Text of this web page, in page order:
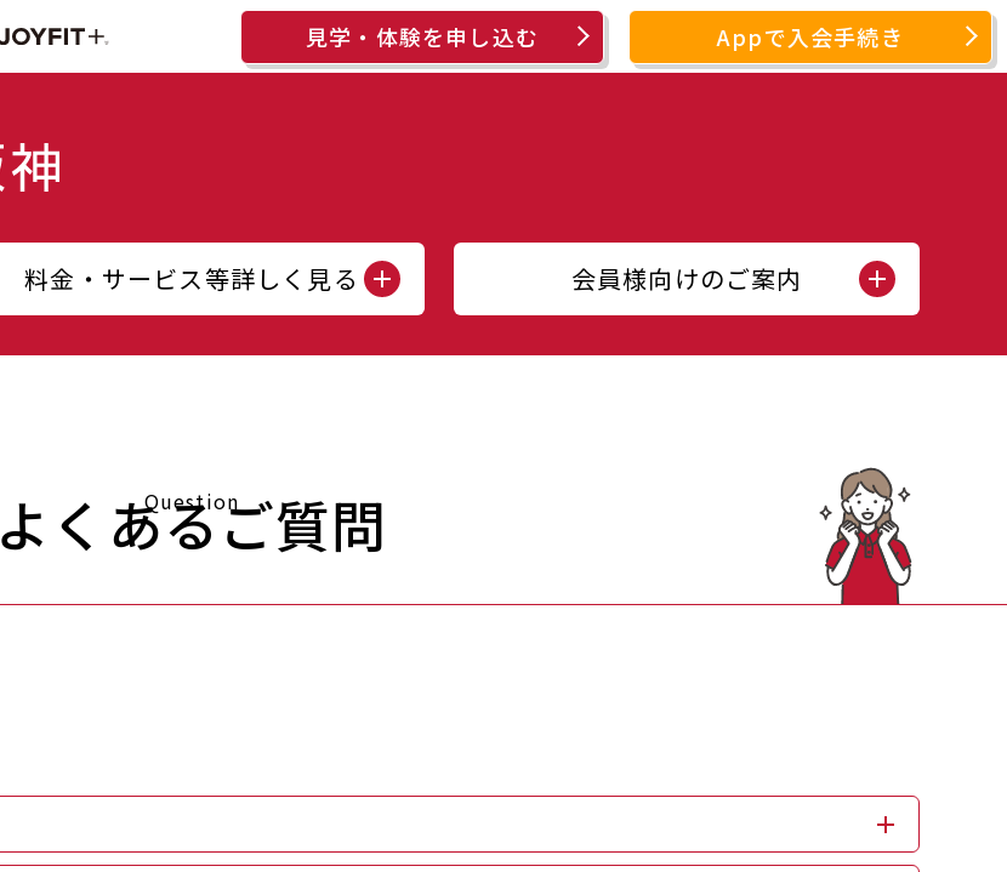
見学・体験を申し込む Appで入会手続き
料金・サービス等詳しく見る 会員様向けのご案内
Question
よくあるご質問